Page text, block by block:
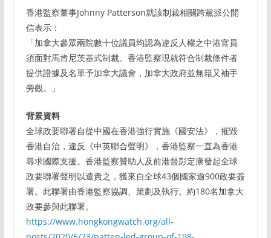
⾹港監察董事Johnny Patterson就該制裁相關跨黨派公開
信表⽰：
「加拿⼤參眾兩院數⼗位議員均認為違反⼈權之中港官員
須⾯對⾺肯尼茨基式制裁。⾹港監察現就符合制裁條件者
提供證據及名單予加拿⼤議會，加拿⼤政府並無籍⼜袖⼿
旁觀。」
背景資料
全球政要聯署⾃從中國在⾹港強⾏實施《國安法》，摧毀
⾹港⾃治，違反《中英聯合聲明》，⾹港監察⼀直為⾹港
尋求國際⽀援。⾹港監察贊助⼈及前港督彭定康發起全球
政要聯署聲明以遣責之，獲來⾃全球43個國家逾900政要簽
署。此聯署由⾹港監察協調、策劃及執⾏。約180名加拿⼤
政要參與此聯署。
https://www.hongkongwatch.org/all-